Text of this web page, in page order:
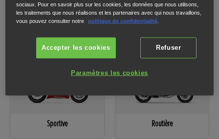
1 2 3
Sportive Routière
sociaux. Pour en savoir plus sur les cookies, les données que nous utilisons,
les traitements que nous réalisons et les partenaires avec qui nous travaillons,
vous pouvez consulter notre
politique de confidentialité
Refuser
Accepter les cookies
Paramètres les cookies